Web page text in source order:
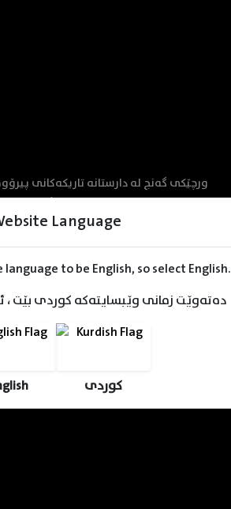
Language
to be English, so select English.
دەتەوێت زمانی وێبسایتەکە کوردی بێت ،
کوردی
ورچێکی گەنج لە دارستانە تاریکەکانی
دەدۆزرێتەوە، کە بڕیار دەدەن ئەو